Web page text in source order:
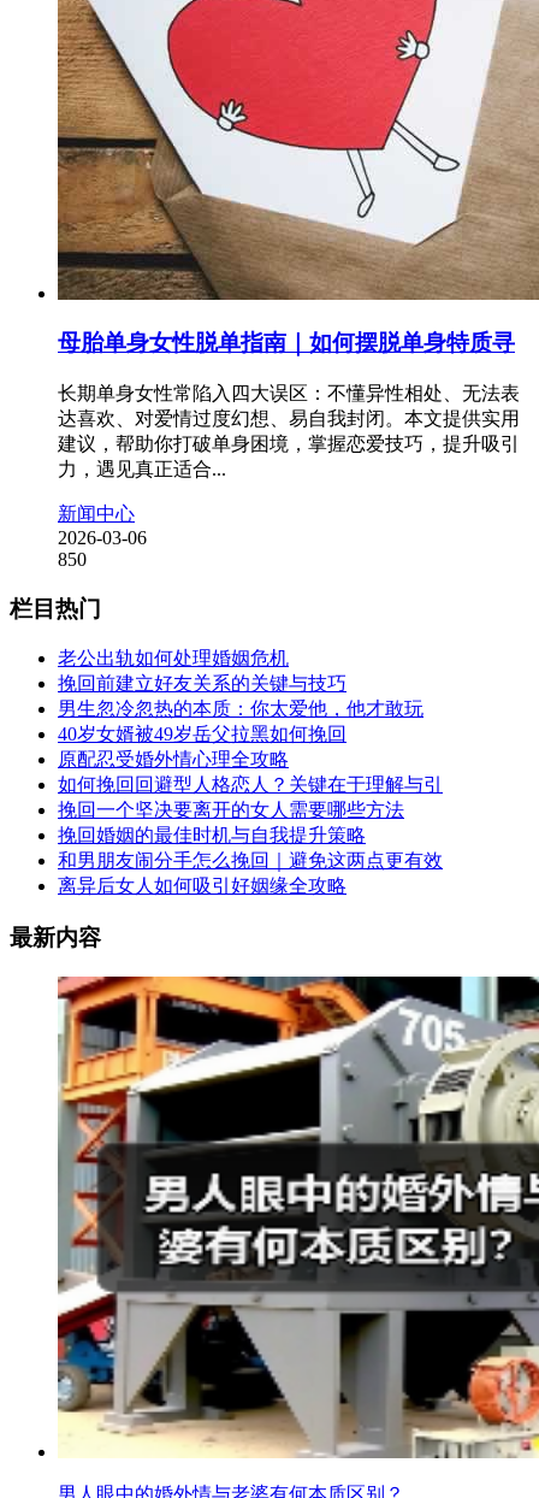
母胎单身女性脱单指南｜如何摆脱单身特质寻
长期单身女性常陷入四大误区：不懂异性相处、无法表
达喜欢、对爱情过度幻想、易自我封闭。本文提供实用
建议，帮助你打破单身困境，掌握恋爱技巧，提升吸引
力，遇见真正适合...
新闻中心
2026-03-06
850
栏目热门
老公出轨如何处理婚姻危机
挽回前建立好友关系的关键与技巧
男生忽冷忽热的本质：你太爱他，他才敢玩
40岁女婿被49岁岳父拉黑如何挽回
原配忍受婚外情心理全攻略
如何挽回回避型人格恋人？关键在于理解与引
挽回一个坚决要离开的女人需要哪些方法
挽回婚姻的最佳时机与自我提升策略
和男朋友闹分手怎么挽回｜避免这两点更有效
离异后女人如何吸引好姻缘全攻略
最新内容
男人眼中的婚外情与老婆有何本质区别？